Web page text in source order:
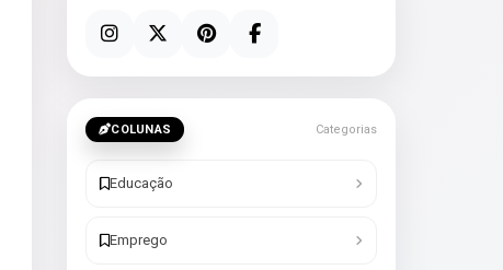
COLUNAS Categorias
Educação
Emprego